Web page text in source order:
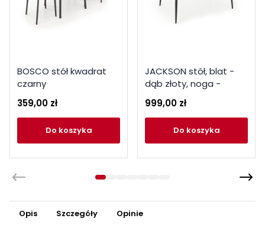
BOSCO stół kwadrat
czarny
359,00 zł
do koszyka
JACKSON stół, blat -
dąb złoty, noga -
999,00 zł
do koszyka
Opis Szczegóły Opinie